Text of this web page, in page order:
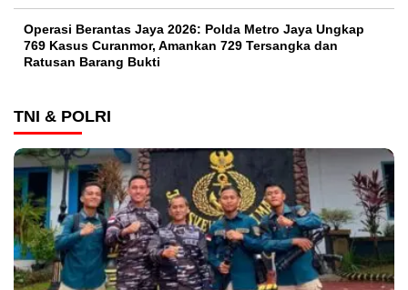
Operasi Berantas Jaya 2026: Polda Metro Jaya Ungkap
769 Kasus Curanmor, Amankan 729 Tersangka dan
Ratusan Barang Bukti
TNI & POLRI